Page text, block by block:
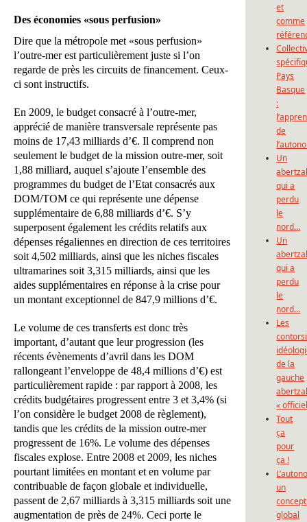
Des économies «sous perfusion»
Dire que la métropole met «sous perfusion»
l’outre-mer est particulièrement juste si l’on
regarde de près les circuits de financement. Ceux-
ci sont instructifs.
En 2009, le budget consacré à l’outre-mer,
apprécié de manière transversale représente pas
moins de 17,43 milliards d’€. Il comprend non
seulement le budget de la mission outre-mer, soit
1,88 milliard, auquel s’ajoute l’ensemble des
programmes du budget de l’Etat consacrés aux
DOM/TOM ce qui représente une dépense
supplémentaire de 6,88 milliards d’€. S’y
superposent également les crédits relatifs aux
dépenses régaliennes en direction de ces territoires
soit 4,502 milliards, ainsi que les niches fiscales
ultramarines soit 3,315 milliards, ainsi que les
aides supplémentaires en réponse à la crise pour
un montant exceptionnel de 847,9 millions d’€.
Le volume de ces transferts est donc très
important, d’autant que leur progression (les
récents évènements d’avril dans les DOM
rallongeant l’enveloppe de 48,4 millions d’€) est
particulièrement rapide : par rapport à 2008, les
crédits budgétaires progressent entre 3 et 3,4% (si
l’on considère le budget 2008 de règlement),
tandis que les crédits de la mission outre-mer
progressent de 16%. Le volume des dépenses
fiscales explose. Entre 2008 et 2009, les niches
pourtant limitées en montant et en volume par
contribuable de façon globale et individuelle,
passent de 2,67 milliards à 3,315 milliards soit une
augmentation de près de 24%. Ceci porte le
et
comme
Pays
Basque
:
de
Un
qui a
perdu
le
nord…
Un
qui a
perdu
le
nord…
Les
de la
gauche
«
Tout
ça
pour
ça !
un
concept
global